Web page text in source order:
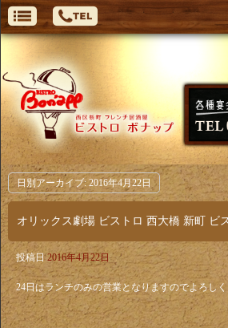
日別アーカイブ: 2016年4月22日
オリックス劇場 ビストロ 西大橋 新町 ビ
投稿日 2016年4月22日
24日はランチのみの営業となりますのでよろし